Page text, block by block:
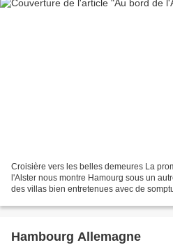
Croisière vers les belles demeures La
l'Alster nous montre Hamourg sous un
des villas bien entretenues avec de
Hambourg Allemagne